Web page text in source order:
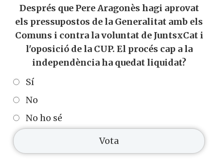
Després que Pere Aragonès hagi aprovat
els pressupostos de la Generalitat amb els
Comuns i contra la voluntat de JuntsxCat i
l'oposició de la CUP. El procés cap a la
independència ha quedat liquidat?
Sí
No
No ho sé